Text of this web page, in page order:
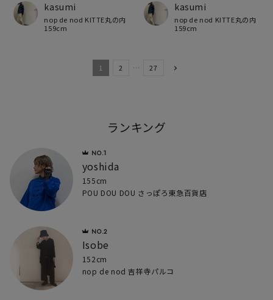
kasumi
nop de nod KITTE丸の内
159cm
kasumi
nop de nod KITTE丸の内
159cm
1 2 … 27
ランキング
yoshida
155cm
POU DOU DOU さっぽろ東急百貨店
Isobe
152cm
nop de nod 吉祥寺パルコ